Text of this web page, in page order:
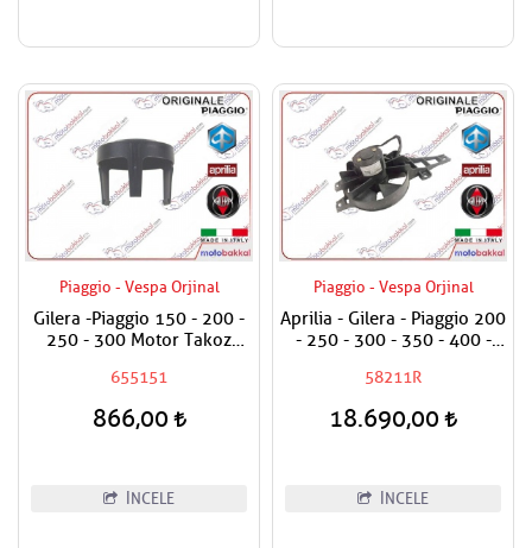
Piaggio - Vespa Orjinal
Gilera -Piaggio 150 - 200 -
250 - 300 Motor Takoz
655151
866,00
İNCELE
Piaggio - Vespa Orjinal
Aprilia - Gilera - Piaggio 200
- 250 - 300 - 350 - 400 -
58211R
18.690,00
İNCELE